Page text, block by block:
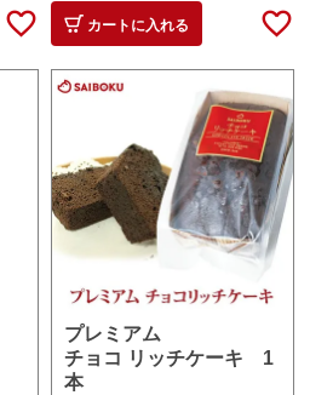
カートに入れる
プレミアム
チョコ リッチケーキ 1
本